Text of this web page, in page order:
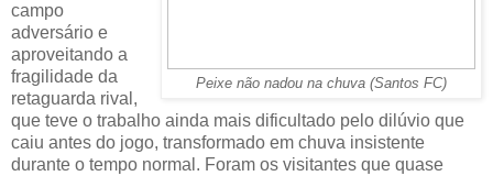
Peixe não nadou na chuva (Santos FC)
campo
adversário e
aproveitando a
fragilidade da
retaguarda rival,
que teve o trabalho ainda mais dificultado pelo dilúvio que
caiu antes do jogo, transformado em chuva insistente
durante o tempo normal. Foram os visitantes que quase